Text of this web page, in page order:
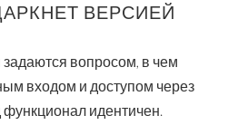
ВЕРСИЕЙ
вопросом, в чем
входом и доступом через
идентичен.